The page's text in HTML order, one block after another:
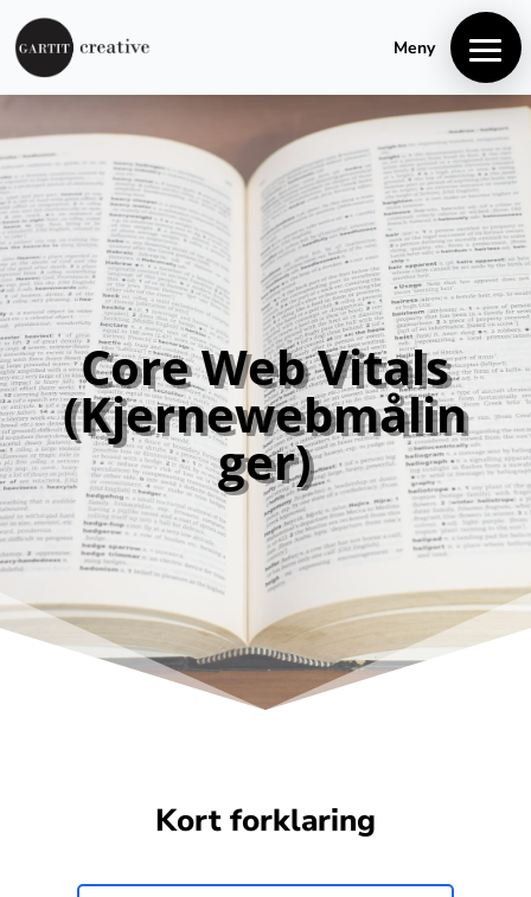
Hjem
Meny
Core Web Vitals
(Kjernewebmålin
ger)
Kort forklaring